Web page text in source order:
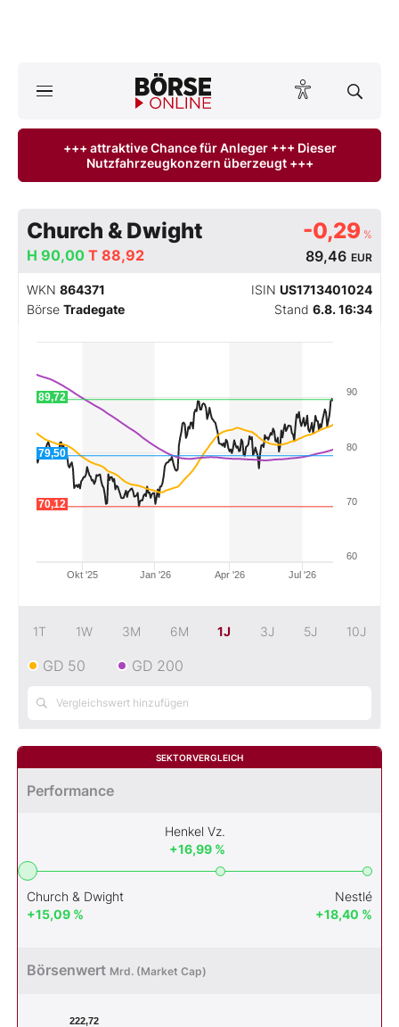
ktuelle Ausgabe BÖRSE ONLINE lesen
Finanz-Check
Abo & Shop
BO-Musterdepots
Experten
Mein B:O
Mein Konto
+++ attraktive Chance für Anleger +++ Dieser
Nutzfahrzeugkonzern überzeugt +++
Church & Dwight -0,29 %
89,46 EUR
H 90,00 T 88,92
WKN 864371 ISIN US1713401024
Börse Tradegate Stand 6.8. 16:34
Jan '26 Jul '26
Okt '25 Apr '26
60
70
80
90
79,50
70,12
89,72
1T 1W 3M 6M 1J 3J 5J 10J
GD 50 GD 200
SEKTORVERGLEICH
Performance
Church & Dwight
+15,09 %
Henkel Vz.
+16,99 %
Nestlé
+18,40 %
Börsenwert Mrd. (Market Cap)
222,72